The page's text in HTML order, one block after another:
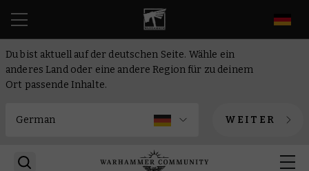
Du bist aktuell auf der deutschen Seite. Wähle ein
anderes Land oder eine andere Region für zu deinem
Ort passende Inhalte.
WEITER